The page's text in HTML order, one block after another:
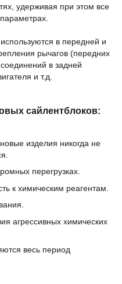
удерживая при этом все
в передней и
рычагов (передних
в задней
и т.д.
сайлентблоков:
изделия никогда не
перегрузках.
к химическим реагентам.
агрессивных химических
весь период